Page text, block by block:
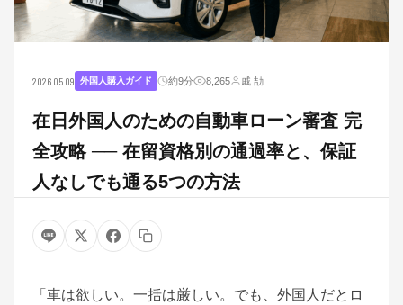
2026.05.09 外国人購入ガイド 約9分 8,265 戚 劼
在日外国人のための自動車ローン審査 完
全攻略 ── 在留資格別の通過率と、保証
人なしでも通る5つの方法
「車は欲しい。一括は厳しい。でも、外国人だとロ